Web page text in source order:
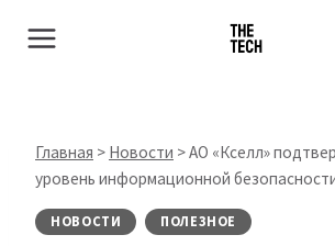
Главная > Новости >АО «Кселл»
уровень информационной
НОВОСТИ ПОЛЕЗНОЕ